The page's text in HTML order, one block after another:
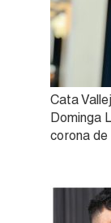
Cata
Dominga
corona de